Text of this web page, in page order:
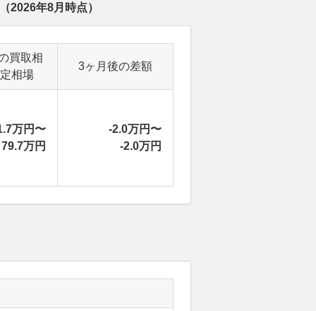
（2026年8月 時点）
買取相
相場
3ヶ月後の差額
万円〜
79.7万円
-2.0万円〜
-2.0万円